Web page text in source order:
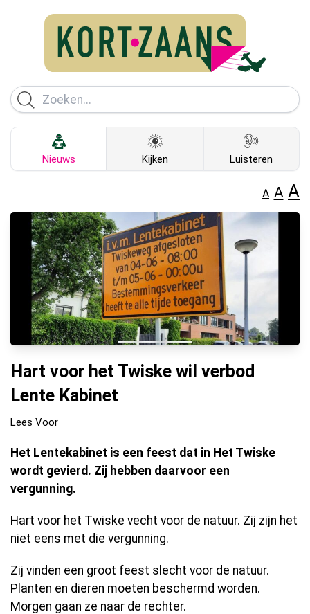
Nieuws Kijken Luisteren
A A A
Hart voor het Twiske wil verbod
Lente Kabinet
Lees Voor
Het Lentekabinet is een feest dat in Het Twiske
wordt gevierd. Zij hebben daarvoor een
vergunning.
Hart voor het Twiske vecht voor de natuur. Zij zijn het
niet eens met die vergunning.
Zij vinden een groot feest slecht voor de natuur.
Planten en dieren moeten beschermd worden.
Morgen gaan ze naar de rechter.